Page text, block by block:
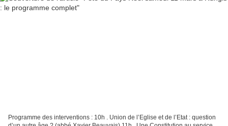
Programme des interventions : 10h . Union de l’Eglise et de l’Etat : question